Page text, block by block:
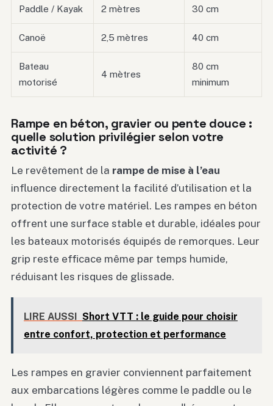
Paddle / Kayak 2 mètres 30 cm
Canoë 2,5 mètres 40 cm
Bateau
motorisé
4 mètres
80 cm
minimum
Rampe en béton, gravier ou pente douce :
quelle solution privilégier selon votre
activité ?
Le revêtement de la rampe de mise à l’eau
influence directement la facilité d’utilisation et la
protection de votre matériel. Les rampes en béton
offrent une surface stable et durable, idéales pour
les bateaux motorisés équipés de remorques. Leur
grip reste efficace même par temps humide,
réduisant les risques de glissade.
LIRE AUSSI Short VTT : le guide pour choisir
entre confort, protection et performance
Les rampes en gravier conviennent parfaitement
aux embarcations légères comme le paddle ou le